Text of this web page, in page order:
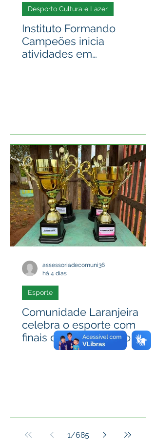
Instituto Formando
Campeões inicia
atividades em
Desporto Cultura e Lazer
Comunidade Laranjeira
celebra o esporte com
finais do Campeonato de
Futebol apoiado pela
Esporte
assessoriadecomuni36
há 4 dias
1/685